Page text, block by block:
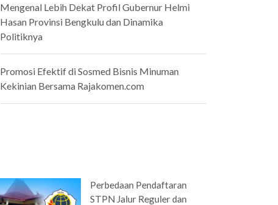
Mengenal Lebih Dekat Profil Gubernur Helmi
Hasan Provinsi Bengkulu dan Dinamika
Politiknya
Promosi Efektif di Sosmed Bisnis Minuman
Kekinian Bersama Rajakomen.com
Perbedaan Pendaftaran
STPN Jalur Reguler dan